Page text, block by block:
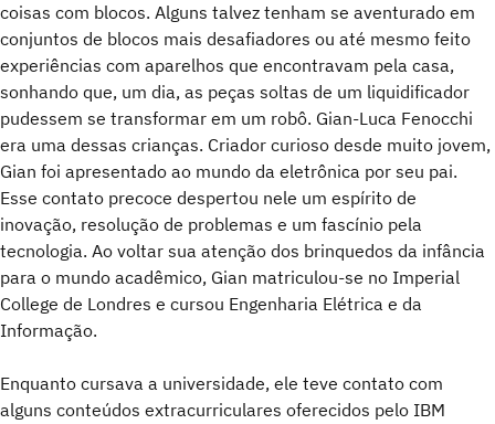
coisas com blocos. Alguns talvez tenham se aventurado em
conjuntos de blocos mais desafiadores ou até mesmo feito
experiências com aparelhos que encontravam pela casa,
sonhando que, um dia, as peças soltas de um liquidificador
pudessem se transformar em um robô. Gian-Luca Fenocchi
era uma dessas crianças. Criador curioso desde muito jovem,
Gian foi apresentado ao mundo da eletrônica por seu pai.
Esse contato precoce despertou nele um espírito de
inovação, resolução de problemas e um fascínio pela
tecnologia. Ao voltar sua atenção dos brinquedos da infância
para o mundo acadêmico, Gian matriculou-se no Imperial
College de Londres e cursou Engenharia Elétrica e da
Informação.
Enquanto cursava a universidade, ele teve contato com
alguns conteúdos extracurriculares oferecidos pelo IBM